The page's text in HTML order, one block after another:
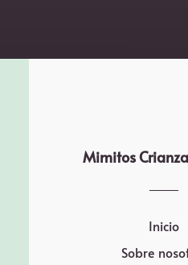
Mimitos
Inicio
Sobre